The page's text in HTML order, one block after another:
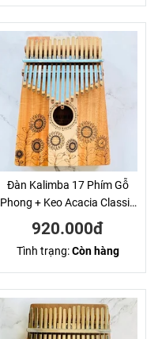
Đàn Kalimba 17 Phím Gỗ
Phong + Keo Acacia Classic
KaLinh
920.000đ
Tình trạng:Còn hàng